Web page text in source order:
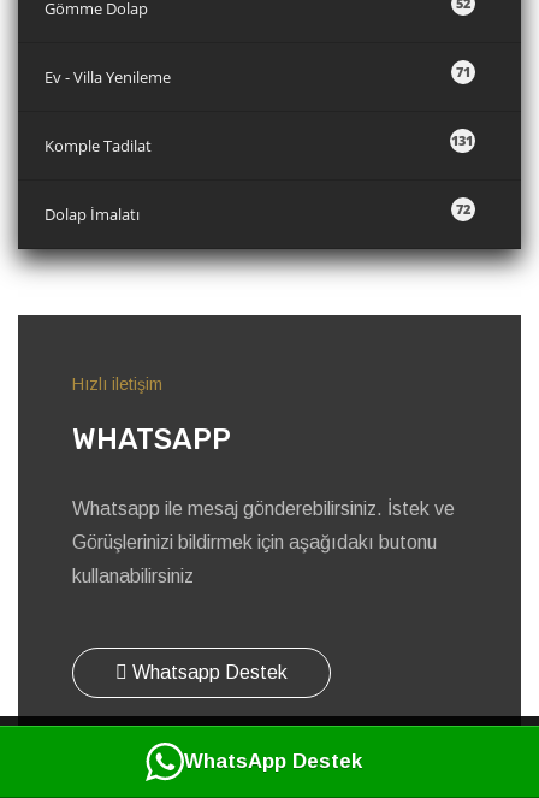
Gömme Dolap
71
Ev - Villa Yenileme
131
Komple Tadilat
72
Dolap İmalatı
Hızlı iletişim
WHATSAPP
Whatsapp ile mesaj gönderebilirsiniz. İstek ve
Görüşlerinizi bildirmek için aşağıdakı butonu
kullanabilirsiniz
Whatsapp Destek
WhatsApp Destek